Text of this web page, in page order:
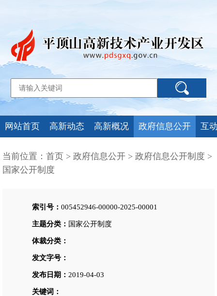
网站首页 高新动态 高新概况 政府信息公开 互
当前位置： 首页 > 政府信息公开 > 政府信息公开制度 >
国家公开制度
索引号： 005452946-00000-2025-00001
主题分类： 国家公开制度
体裁分类：
发文字号：
发布日期： 2019-04-03
关键词：